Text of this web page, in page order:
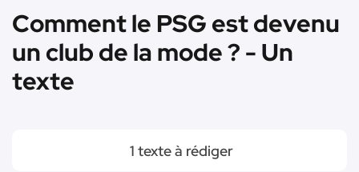
Comment le PSG est devenu
un club de la mode ? - Un
texte
1 texte à rédiger